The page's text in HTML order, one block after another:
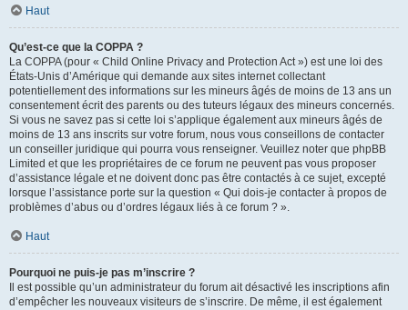
Haut
Qu’est-ce que la COPPA ?
La COPPA (pour « Child Online Privacy and Protection Act ») est une loi des
États-Unis d’Amérique qui demande aux sites internet collectant
potentiellement des informations sur les mineurs âgés de moins de 13 ans un
consentement écrit des parents ou des tuteurs légaux des mineurs concernés.
Si vous ne savez pas si cette loi s’applique également aux mineurs âgés de
moins de 13 ans inscrits sur votre forum, nous vous conseillons de contacter
un conseiller juridique qui pourra vous renseigner. Veuillez noter que phpBB
Limited et que les propriétaires de ce forum ne peuvent pas vous proposer
d’assistance légale et ne doivent donc pas être contactés à ce sujet, excepté
lorsque l’assistance porte sur la question « Qui dois-je contacter à propos de
problèmes d’abus ou d’ordres légaux liés à ce forum ? ».
Haut
Pourquoi ne puis-je pas m’inscrire ?
Il est possible qu’un administrateur du forum ait désactivé les inscriptions afin
d’empêcher les nouveaux visiteurs de s’inscrire. De même, il est également